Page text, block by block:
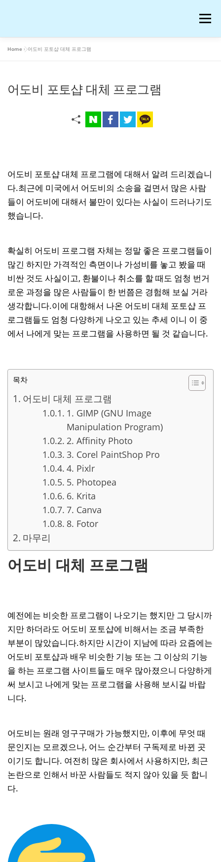
메뉴
AI 연구 워드프레스 일기 온라인 강의 후기
반려동물 화장품
프로그램 IT 저작권과 법
Home »어도비 포토샵 대체 프로그램
어도비 포토샵 대체 프로그램
어도비 포토샵 대체 프로그램에 대해서 알려 드리겠습니
다.최근에 미국에서 어도비의 소송을 걸면서 많은 사람
들이 어도비에 대해서 불만이 있다는 사실이 드러나기도
했습니다.
확실히 어도비 프로그램 자체는 정말 좋은 프로그램들이
많긴 하지만 가격적인 측면이나 가성비를 놓고 봤을 때
비싼 것도 사실이고, 환불이나 취소를 할 때도 엄청 번거
로운 과정을 많은 사람들이 한 번쯤은 경험해 보실 거라
생각합니다.이에 대항해서 나온 어도비 대체 포토샵 프
로그램들도 엄청 다양하게 나오고 있는 추세 이니 이 중
에서 나에게 맞는 프로그램을 사용하면 될 것 같습니다.
목차
어도비 대체 프로그램
1. GIMP (GNU Image
Manipulation Program)
2. Affinity Photo
3. Corel PaintShop Pro
4. Pixlr
5. Photopea
6. Krita
7. Canva
8. Fotor
마무리
어도비 대체 프로그램
예전에는 비슷한 프로그램이 나오기는 했지만 그 당시까
지만 하더라도 어도비 포토샵에 비해서는 조금 부족한
부분이 많았습니다.하지만 시간이 지남에 따라 요즘에는
어도비 포토샵과 배우 비슷한 기능 또는 그 이상의 기능
을 하는 프로그램 사이트들도 매우 많아졌으니 다양하게
써 보시고 나에게 맞는 프로그램을 사용해 보시길 바랍
니다.
어도비는 원래 영구구매가 가능했지만, 이후에 무엇 때
문인지는 모르겠으나, 어느 순간부터 구독제로 바뀐 곳
이기도 합니다. 여전히 많은 회사에서 사용하지만, 최근
논란으로 인해서 바꾼 사람들도 적지 않아 있을 듯 합니
다.